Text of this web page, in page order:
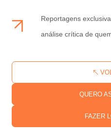
Reportagens
análise crítica de
FAZER
QUERO